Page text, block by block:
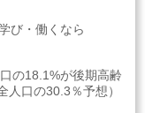
び・働くなら
の18.1%が後期高齢
口の30.3％予想）